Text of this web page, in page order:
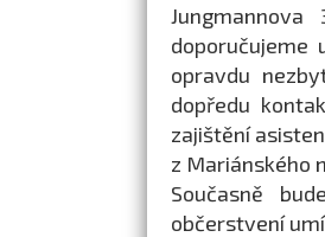
doporučujeme
opravdu
dopředu
zajištění
z Mariánského
Současně
občerstvení